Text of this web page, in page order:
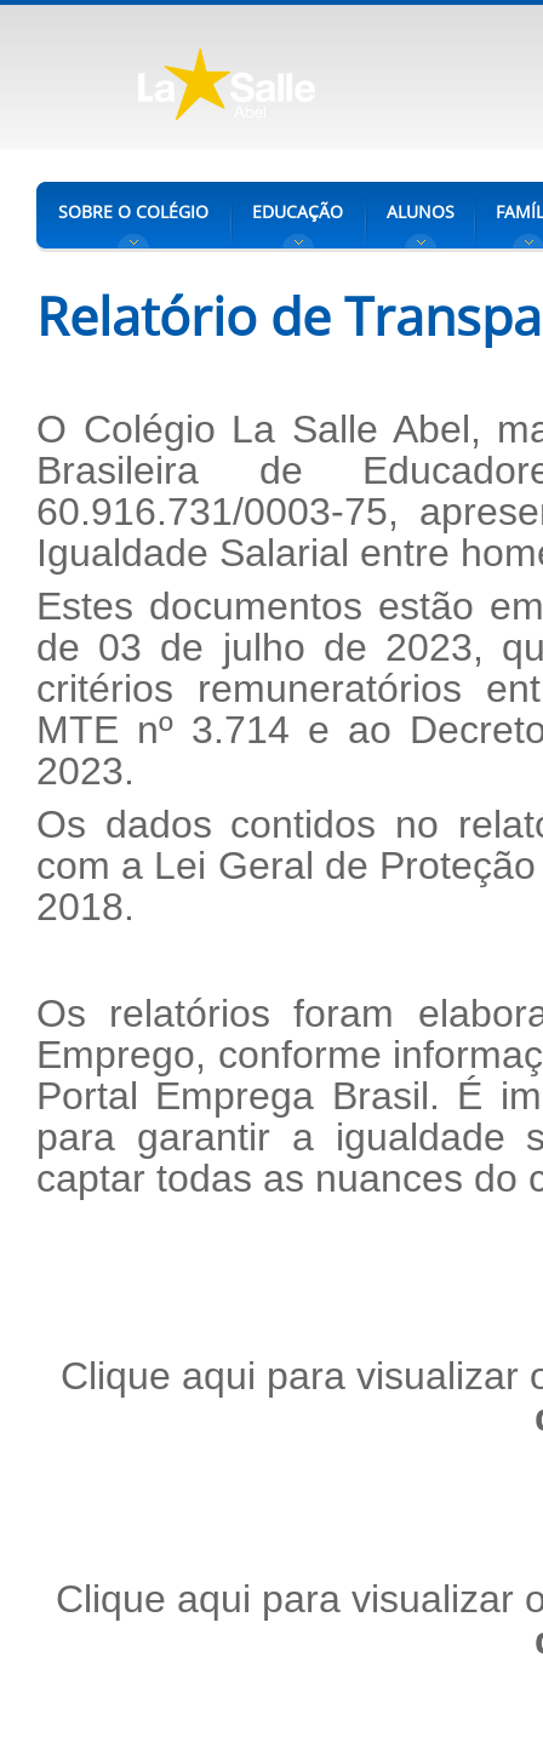
SOBRE O COLÉGIO EDUCAÇÃO ALUNOS
Relatório de
O Colégio La Salle Abel,
Brasileira de
60.916.731/0003-75,
Igualdade Salarial entre
Estes documentos estão
de 03 de julho de 2023,
critérios remuneratórios
MTE nº 3.714 e ao
2023.
Os dados contidos no
com a Lei Geral de
2018.
Os relatórios foram
Emprego, conforme
Portal Emprega Brasil. É
para garantir a igualdade
captar todas as nuances do
Clique aqui para
Clique aqui para visualizar